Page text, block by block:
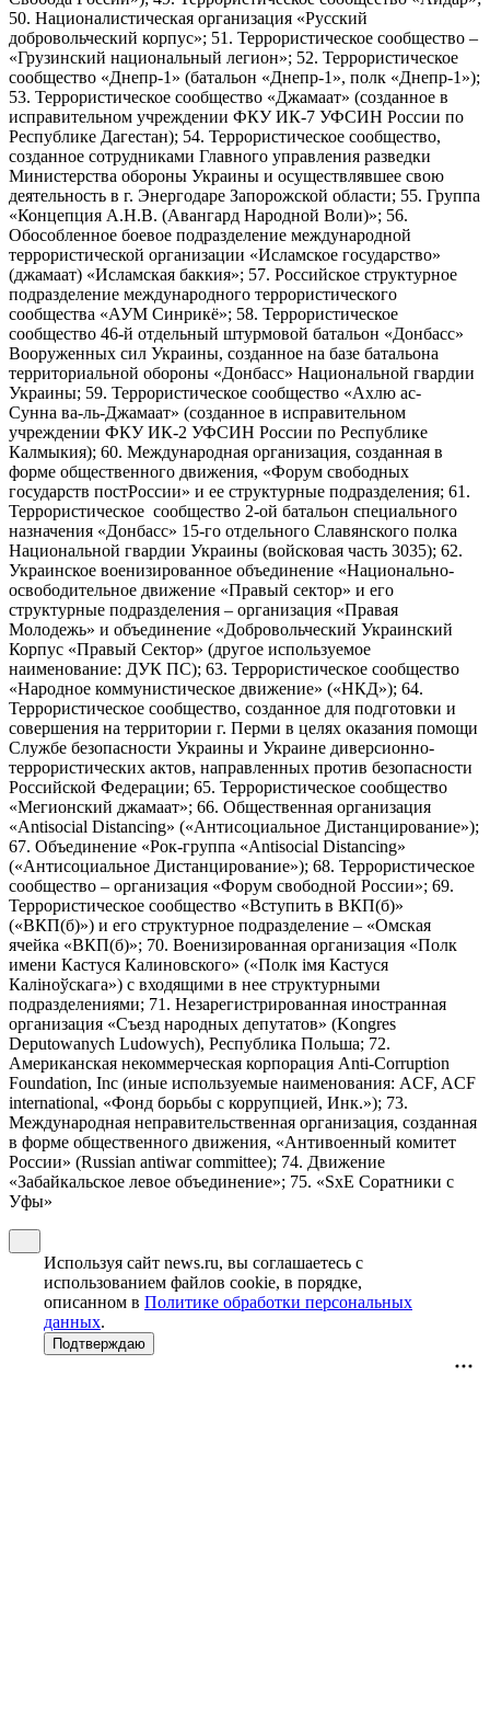
50. Националистическая организация «Русский
добровольческий корпус»; 51. Террористическое сообщество –
«Грузинский национальный легион»; 52. Террористическое
сообщество «Днепр-1» (батальон «Днепр-1», полк «Днепр-1»);
53. Террористическое сообщество «Джамаат» (созданное в
исправительном учреждении ФКУ ИК-7 УФСИН России по
Республике Дагестан); 54. Террористическое сообщество,
созданное сотрудниками Главного управления разведки
Министерства обороны Украины и осуществлявшее свою
деятельность в г. Энергодаре Запорожской области; 55. Группа
«Концепция А.Н.В. (Авангард Народной Воли)»; 56.
Обособленное боевое подразделение международной
террористической организации «Исламское государство»
(джамаат) «Исламская баккия»; 57. Российское структурное
подразделение международного террористического
сообщества «АУМ Синрикё»; 58. Террористическое
сообщество 46-й отдельный штурмовой батальон «Донбасс»
Вооруженных сил Украины, созданное на базе батальона
территориальной обороны «Донбасс» Национальной гвардии
Украины; 59. Террористическое сообщество «Ахлю ас-
Сунна ва-ль-Джамаат» (созданное в исправительном
учреждении ФКУ ИК-2 УФСИН России по Республике
Калмыкия); 60. Международная организация, созданная в
форме общественного движения, «Форум свободных
государств постРоссии» и ее структурные подразделения; 61.
Террористическое сообщество 2-ой батальон специального
назначения «Донбасс» 15-го отдельного Славянского полка
Национальной гвардии Украины (войсковая часть 3035); 62.
Украинское военизированное объединение «Национально-
освободительное движение «Правый сектор» и его
структурные подразделения – организация «Правая
Молодежь» и объединение «Добровольческий Украинский
Корпус «Правый Сектор» (другое используемое
наименование: ДУК ПС); 63. Террористическое сообщество
«Народное коммунистическое движение» («НКД»); 64.
Террористическое сообщество, созданное для подготовки и
совершения на территории г. Перми в целях оказания помощи
Службе безопасности Украины и Украине диверсионно-
террористических актов, направленных против безопасности
Российской Федерации; 65. Террористическое сообщество
«Мегионский джамаат»; 66. Общественная организация
«Antisocial Distancing» («Антисоциальное Дистанцирование»);
67. Объединение «Рок-группа «Antisocial Distancing»
(«Антисоциальное Дистанцирование»); 68. Террористическое
сообщество – организация «Форум свободной России»; 69.
Террористическое сообщество «Вступить в ВКП(б)»
(«ВКП(б)») и его структурное подразделение – «Омская
ячейка «ВКП(б)»; 70. Военизированная организация «Полк
имени Кастуся Калиновского» («Полк iмя Кастуся
Калiноўскага») с входящими в нее структурными
подразделениями; 71. Незарегистрированная иностранная
организация «Съезд народных депутатов» (Kongres
Deputowanych Ludowych), Республика Польша; 72.
Американская некоммерческая корпорация Anti-Corruption
Foundation, Inc (иные используемые наименования: ACF, ACF
international, «Фонд борьбы с коррупцией, Инк.»); 73.
Международная неправительственная организация, созданная
в форме общественного движения, «Антивоенный комитет
России» (Russian antiwar committee); 74. Движение
«Забайкальское левое объединение»; 75. «SxE Соратники с
Уфы»
Используя сайт news.ru, вы соглашаетесь с
использованием файлов cookie, в порядке,
описанном в Политике обработки персональных
данных.
Подтверждаю